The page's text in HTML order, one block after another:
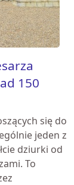
150
się do
jeden z
dziurki od
To